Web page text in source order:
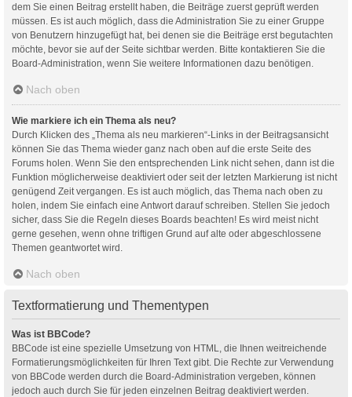
dem Sie einen Beitrag erstellt haben, die Beiträge zuerst geprüft werden
müssen. Es ist auch möglich, dass die Administration Sie zu einer Gruppe
von Benutzern hinzugefügt hat, bei denen sie die Beiträge erst begutachten
möchte, bevor sie auf der Seite sichtbar werden. Bitte kontaktieren Sie die
Board-Administration, wenn Sie weitere Informationen dazu benötigen.
Nach oben
Wie markiere ich ein Thema als neu?
Durch Klicken des „Thema als neu markieren“-Links in der Beitragsansicht
können Sie das Thema wieder ganz nach oben auf die erste Seite des
Forums holen. Wenn Sie den entsprechenden Link nicht sehen, dann ist die
Funktion möglicherweise deaktiviert oder seit der letzten Markierung ist nicht
genügend Zeit vergangen. Es ist auch möglich, das Thema nach oben zu
holen, indem Sie einfach eine Antwort darauf schreiben. Stellen Sie jedoch
sicher, dass Sie die Regeln dieses Boards beachten! Es wird meist nicht
gerne gesehen, wenn ohne triftigen Grund auf alte oder abgeschlossene
Themen geantwortet wird.
Nach oben
Textformatierung und Thementypen
Was ist BBCode?
BBCode ist eine spezielle Umsetzung von HTML, die Ihnen weitreichende
Formatierungsmöglichkeiten für Ihren Text gibt. Die Rechte zur Verwendung
von BBCode werden durch die Board-Administration vergeben, können
jedoch auch durch Sie für jeden einzelnen Beitrag deaktiviert werden.